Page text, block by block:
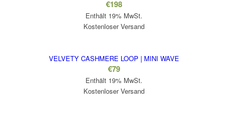
€198
Enthält 19% MwSt.
Kostenloser Versand
VELVETY CASHMERE LOOP | MINI WAVE
€79
Enthält 19% MwSt.
Kostenloser Versand